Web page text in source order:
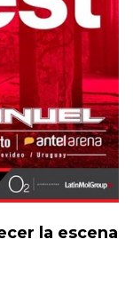
la escena